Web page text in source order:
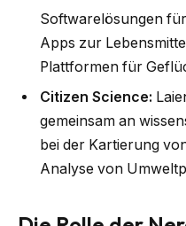
Softwarelösungen
Apps zur
Plattformen für
Citizen Science:
gemeinsam an
bei der Kartierung
Analyse von